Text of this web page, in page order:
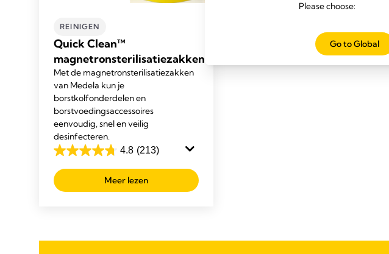
REINIGEN
Quick Clean™
magnetronsterilisatiezakken
Met de magnetronsterilisatiezakken
van Medela kun je
borstkolfonderdelen en
borstvoedingsaccessoires
eenvoudig, snel en veilig
desinfecteren.
4.8 (213)
4.8
van
de
Meer lezen
Please choose:
Go to Global